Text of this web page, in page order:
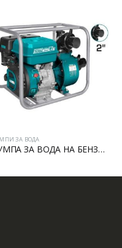
ПУМПИ ЗА ВОДА
Вакумска пумпа